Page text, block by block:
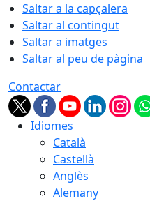
Saltar a la capçalera
Saltar al contingut
Saltar a imatges
Saltar al peu de pàgina
Contactar
Idiomes
Català
Castellà
Anglès
Alemany